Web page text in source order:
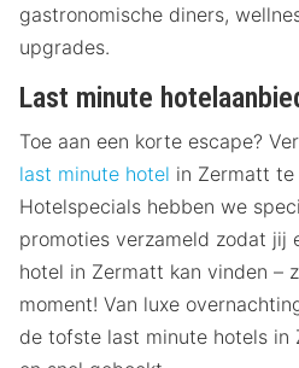
gastronomische diners,
upgrades.
Last minute
Toe aan een korte escape?
last minute hotel in Zermatt te
Hotelspecials hebben we
promoties verzameld zodat jij
hotel in Zermatt kan vinden –
moment! Van luxe
de tofste last minute hotels in